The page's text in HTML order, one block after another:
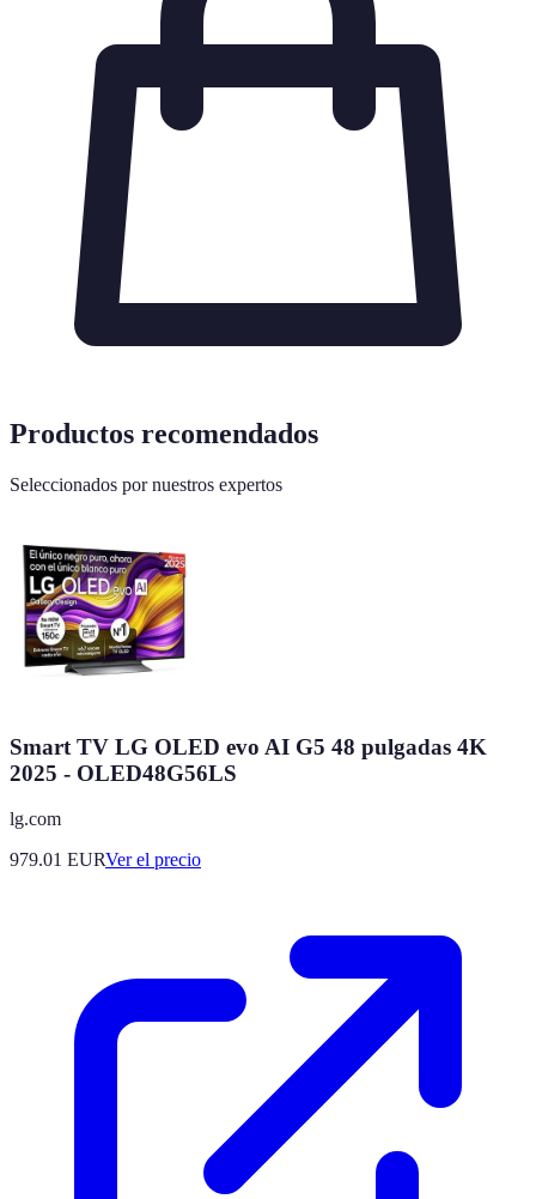
Productos recomendados
Seleccionados por nuestros expertos
Smart TV LG OLED evo AI G5 48 pulgadas 4K
2025 - OLED48G56LS
lg.com
979.01 EURVer el precio